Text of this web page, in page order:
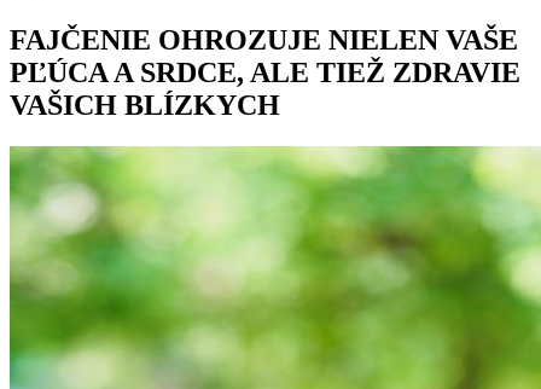
FAJČENIE OHROZUJE NIELEN VAŠE
PĽÚCA A SRDCE, ALE TIEŽ ZDRAVIE
VAŠICH BLÍZKYCH